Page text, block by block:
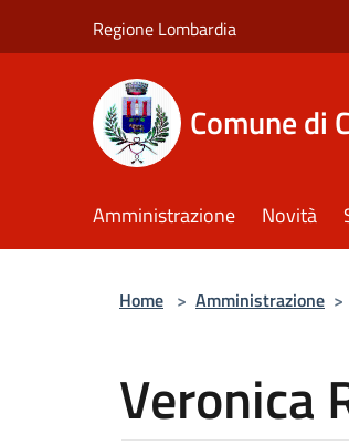
Regione Lombardia
Comune di
Amministrazione Novità
Home > Amministrazione >
Veronica